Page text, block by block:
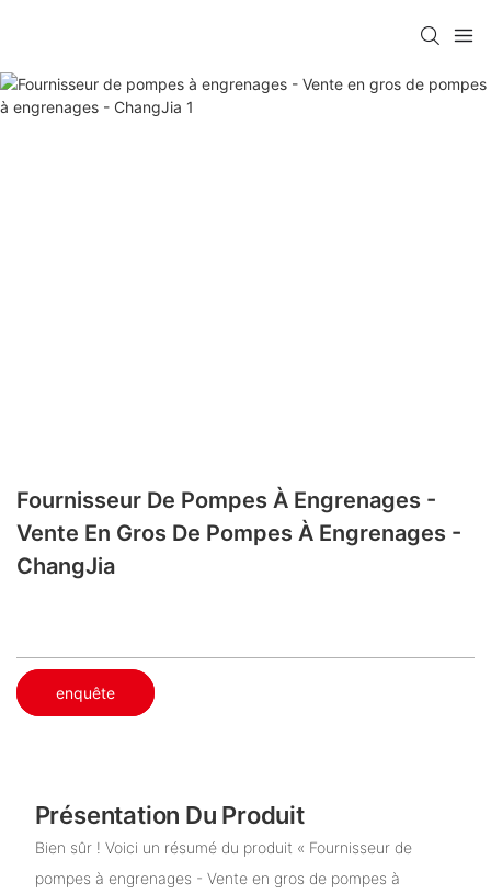
Fournisseur De Pompes À Engrenages -
Vente En Gros De Pompes À Engrenages -
ChangJia
enquête
Présentation Du Produit
Bien sûr ! Voici un résumé du produit « Fournisseur de
pompes à engrenages - Vente en gros de pompes à